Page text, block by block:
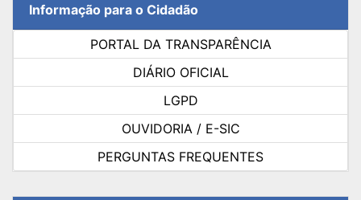
Informação para o Cidadão
PORTAL DA TRANSPARÊNCIA
DIÁRIO OFICIAL
LGPD
OUVIDORIA / E-SIC
PERGUNTAS FREQUENTES